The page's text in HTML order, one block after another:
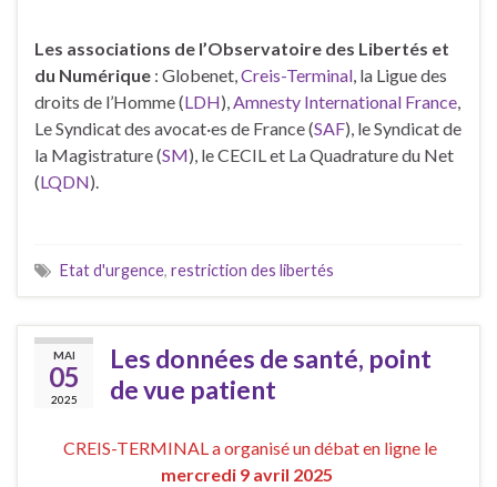
Les associations de l’Observatoire des Libertés et
du Numérique : Globenet,Creis-Terminal, la Ligue des
droits de l’Homme (LDH),Amnesty International France,
Le Syndicat des avocat·es de France (SAF), le Syndicat de
la Magistrature (SM), le CECIL et La Quadrature du Net
(LQDN).
Etat d'urgence, restriction des libertés
MAI
05
2025
Les données de santé, point
de vue patient
CREIS-TERMINAL a organisé un débat en ligne le
mercredi 9 avril 2025